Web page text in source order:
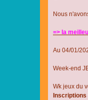
Nous
=> la
Au 04/01/
Week-end
Wk jeux du
Inscriptions